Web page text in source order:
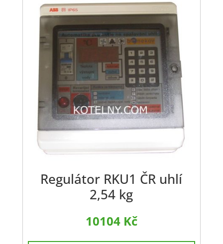
Regulátor RKU1 ČR uhlí
2,54 kg
10104 Kč